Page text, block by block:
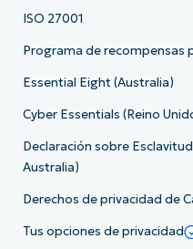
ISO 27001
Programa de recompensas
Essential Eight (Australia)
Cyber Essentials (Reino
Declaración sobre
Australia)
Derechos de privacidad de
Tus opciones de privacidad